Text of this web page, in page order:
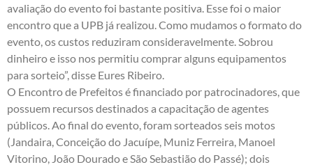
avaliação do evento foi bastante positiva. Esse foi o maior
encontro que a UPB já realizou. Como mudamos o formato do
evento, os custos reduziram consideravelmente. Sobrou
dinheiro e isso nos permitiu comprar alguns equipamentos
para sorteio”, disse Eures Ribeiro.
O Encontro de Prefeitos é financiado por patrocinadores, que
possuem recursos destinados a capacitação de agentes
públicos. Ao final do evento, foram sorteados seis motos
(Jandaira, Conceição do Jacuípe, Muniz Ferreira, Manoel
Vitorino, João Dourado e São Sebastião do Passé); dois